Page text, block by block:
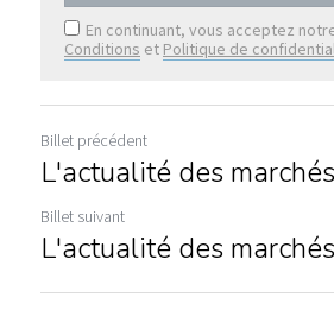
En continuant, vous acceptez
Conditions et Politique de
Billet précédent
L'actualité des
Billet suivant
L'actualité des